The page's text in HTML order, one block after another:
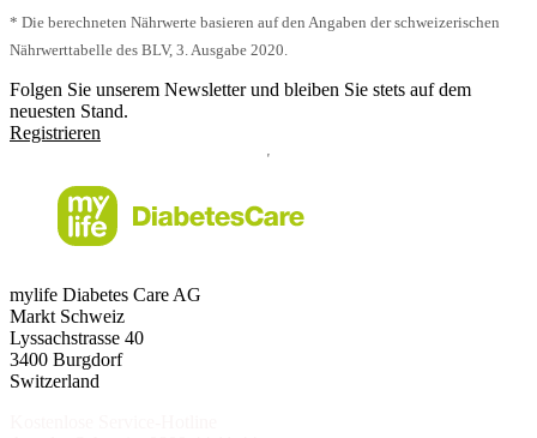
* Die berechneten Nährwerte basieren auf den Angaben der schweizerischen
Nährwerttabelle des BLV, 3. Ausgabe 2020.
Folgen Sie unserem Newsletter und bleiben Sie stets auf dem
neuesten Stand.
Registrieren
mylife Diabetes Care AG
Markt Schweiz
Lyssachstrasse 40
3400 Burgdorf
Switzerland